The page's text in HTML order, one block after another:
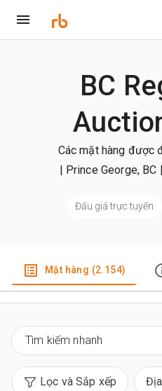
BC
Các mặt hàng được
| Prince George,
Đấu giá trực tuyến
Mặt hàng (2.154)
Lọc và Sắp xếp